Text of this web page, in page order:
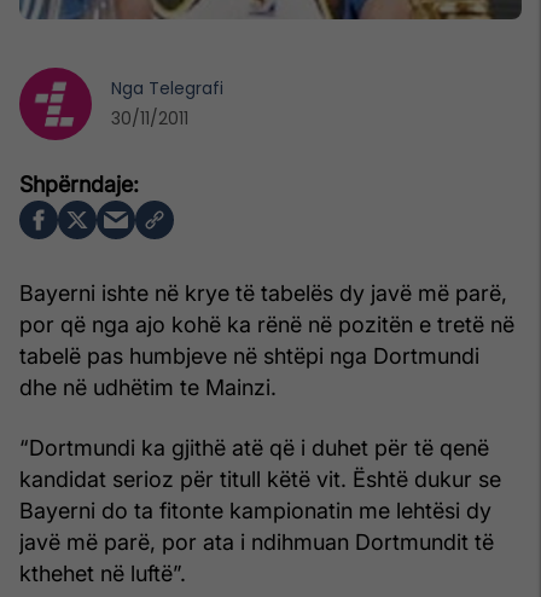
Bayerni ishte në krye të tabelës dy javë më parë,
por që nga ajo kohë ka rënë në pozitën e tretë në
tabelë pas humbjeve në shtëpi nga Dortmundi
dhe në udhëtim te Mainzi.
“Dortmundi ka gjithë atë që i duhet për të qenë
kandidat serioz për titull këtë vit. Është dukur se
Bayerni do ta fitonte kampionatin me lehtësi dy
javë më parë, por ata i ndihmuan Dortmundit të
kthehet në luftë”.
Nga Telegrafi
30/11/2011